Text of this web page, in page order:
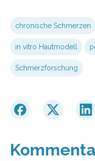
chronische Schmerzen
in vitro Hautmodell
Schmerzforschung